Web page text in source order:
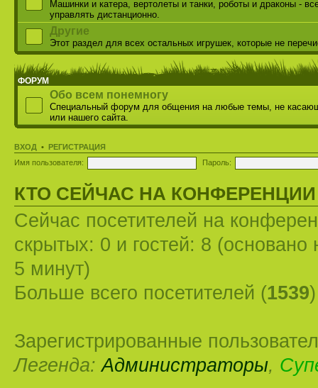
Машинки и катера, вертолеты и танки, роботы и драконы -
управлять дистанционно.
Другие
Этот раздел для всех остальных игрушек, которые не
ФОРУМ
Обо всем понемногу
Специальный форум для общения на любые темы, не
или нашего сайта.
ВХОД • РЕГИСТРАЦИЯ
Имя пользователя:
Пароль:
КТО СЕЙЧАС НА КОНФЕРЕНЦИИ
Сейчас посетителей на
скрытых: 0 и гостей: 8 (основано
5 минут)
Больше всего посетителей (1539
Зарегистрированные
Легенда:Администраторы,